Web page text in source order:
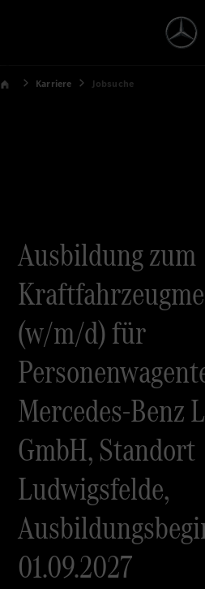
Karriere Jobsuche
Ausbildung zum
(w/m/d) für
Mercedes-Benz
GmbH, Standort
Ludwigsfelde,
01.09.2027